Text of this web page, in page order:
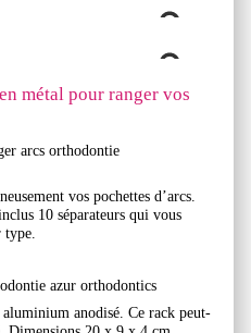
métal pour ranger vos
vos pochettes d’arcs.
10 séparateurs qui vous
type.
anodisé. Ce rack peut-